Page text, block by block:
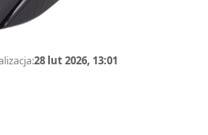
28 lut 2026, 13:01